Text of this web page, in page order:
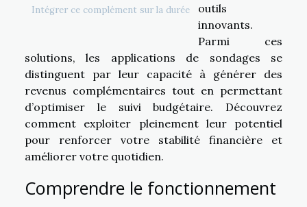
Intégrer ce complément sur la durée
outils
innovants.
Parmi ces
solutions, les applications de sondages se
distinguent par leur capacité à générer des
revenus complémentaires tout en permettant
d’optimiser le suivi budgétaire. Découvrez
comment exploiter pleinement leur potentiel
pour renforcer votre stabilité financière et
améliorer votre quotidien.
Comprendre le fonctionnement